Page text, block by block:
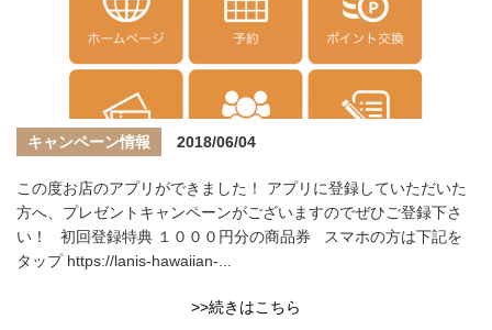
キャンペーン情報 2018/06/04
この度お店のアプリができました！ アプリに登録していただいた
方へ、プレゼントキャンペーンがございますのでぜひご登録下さ
い！ 初回登録特典 １０００円分の商品券 スマホの方は下記を
タップ https://lanis-hawaiian-...
>>続きはこちら